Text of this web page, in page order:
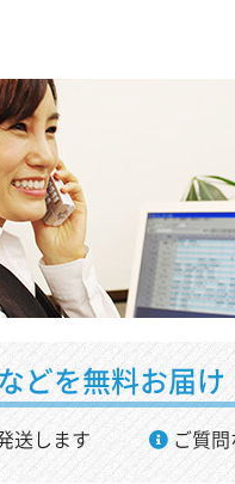
どを無料お届け
送します ご質問